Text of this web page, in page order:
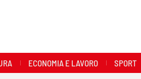
ECONOMIA E LAVORO SPORT